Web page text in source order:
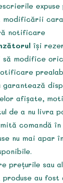
modificării
notificare
își
să modifice
garantează
afișate,
de a nu livra
comandă
nu mai apar
prețurile sau
au